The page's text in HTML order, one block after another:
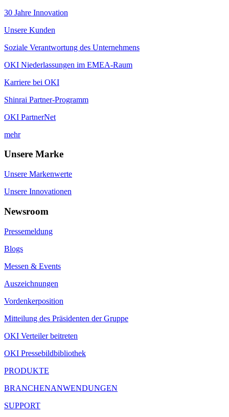
30 Jahre Innovation
Unsere Kunden
Soziale Verantwortung des Unternehmens
OKI Niederlassungen im EMEA-Raum
Karriere bei OKI
Shinrai Partner-Programm
OKI PartnerNet
mehr
Unsere Marke
Unsere Markenwerte
Unsere Innovationen
Newsroom
Pressemeldung
Blogs
Messen & Events
Auszeichnungen
Vordenkerposition
Mitteilung des Präsidenten der Gruppe
OKI Verteiler beitreten
OKI Pressebildbibliothek
PRODUKTE
BRANCHENANWENDUNGEN
SUPPORT